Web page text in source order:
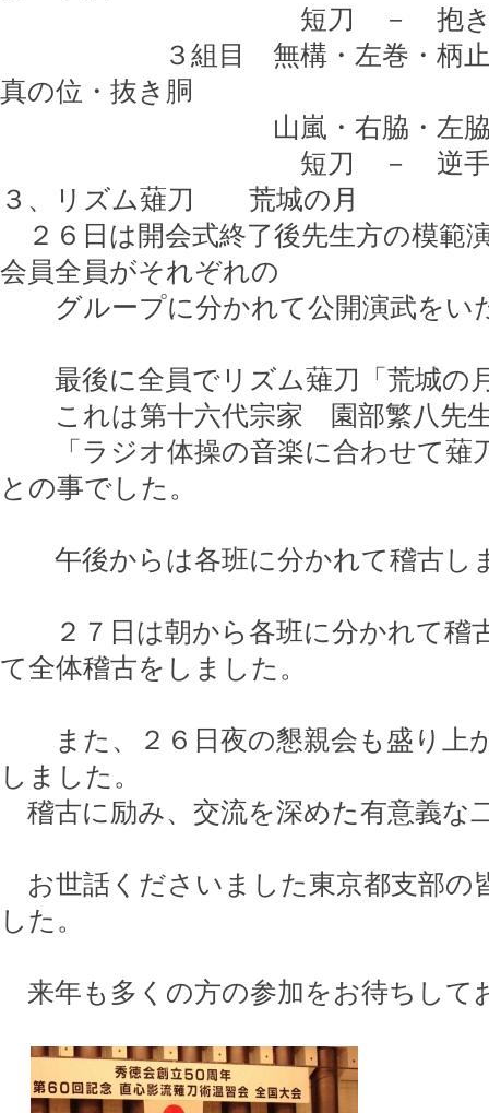
短刀 － 抱き込み・
３組目 無構・左巻・柄止め
真の位・抜き胴
山嵐・右脇・左
短刀 － 逆手・谷
３、リズム薙刀 荒城の月
２６日は開会式終了後先生方の模範
会員全員がそれぞれの
グループに分かれて公開演武をい
最後に全員でリズム薙刀「荒城の
これは第十六代宗家 園部繁八先
「ラジオ体操の音楽に合わせて薙
との事でした。
午後からは各班に分かれて稽古し
２７日は朝から各班に分かれて稽
て全体稽古をしました。
また、２６日夜の懇親会も盛り上
しました。
稽古に励み、交流を深めた有意義な
お世話くださいました東京都支部の
した。
来年も多くの方の参加をお待ちして